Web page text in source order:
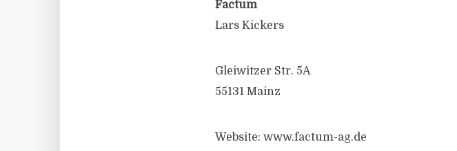
Factum
Lars Kickers
Gleiwitzer Str. 5A
55131 Mainz
Website: www.factum-ag.de